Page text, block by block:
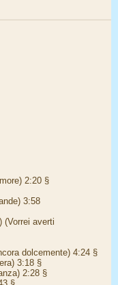
2:20 §
3:58
(Vorrei averti
dolcemente) 4:24 §
3:18 §
2:28 §